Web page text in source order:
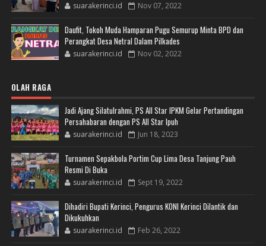
suarakerinci.id Nov 07, 2022
Daufit, Tokoh Muda Hamparan Pugu Semurup Minta BPD dan
Perangkat Desa Netral Dalam Pilkades
suarakerinci.id Nov 02, 2022
OLAH RAGA
Jadi Ajang Silatulrahmi, PS All Star IPKM Gelar Pertandingan
Persahabaran dengan PS All Star Ipuh
suarakerinci.id Jun 18, 2023
Turnamen Sepakbola Portim Cup Lima Desa Tanjung Pauh
Resmi Di Buka
suarakerinci.id Sept 19, 2022
Dihadiri Bupati Kerinci, Pengurus KONI Kerinci Dilantik dan
Dikukuhkan
suarakerinci.id Feb 26, 2022